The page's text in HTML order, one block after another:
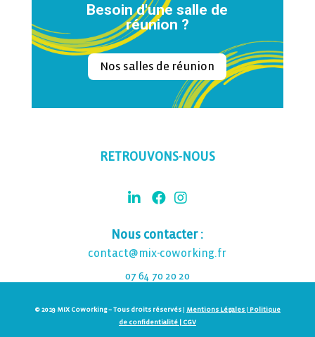
Besoin d'une salle de
réunion ?
Nos salles de réunion
RETROUVONS-NOUS
Nous contacter :
contact@mix-coworking.fr
07 64 70 20 20
© 2019 MIX Coworking – Tous droits réservés| Mentions Légales | Politique
de confidentialité | CGV